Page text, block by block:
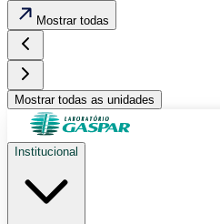
Mostrar todas
Mostrar todas as unidades
Institucional